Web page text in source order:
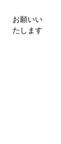
お願いい
たします